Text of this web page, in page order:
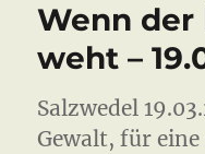
Wenn der
weht –
Salzwedel
Gewalt, für